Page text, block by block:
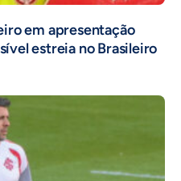
em apresentação
estreia no Brasileiro